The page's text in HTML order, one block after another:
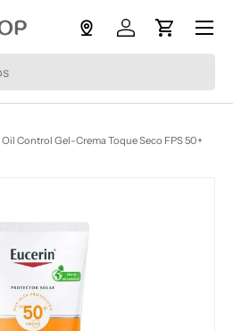
Iniciar sesión
Carrito
Menú
Control Gel-Crema Toque Seco FPS 50+